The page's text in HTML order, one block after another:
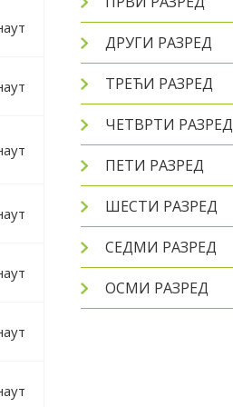
ДРУГИ РАЗРЕД
ТРЕЋИ РАЗРЕД
ЧЕТВРТИ РАЗРЕД
ПЕТИ РАЗРЕД
ШЕСТИ РАЗРЕД
СЕДМИ РАЗРЕД
ОСМИ РАЗРЕД